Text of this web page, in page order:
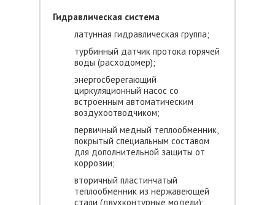
Гидравлическая система
латунная гидравлическая группа;
турбинный датчик протока горячей
воды (расходомер);
энергосберегающий
циркуляционный насос со
встроенным автоматическим
воздухоотводчиком;
первичный медный теплообменник,
покрытый специальным составом
для дополнительной защиты от
коррозии;
вторичный пластинчатый
теплообменник из нержавеющей
стали (двухконтурные модели);